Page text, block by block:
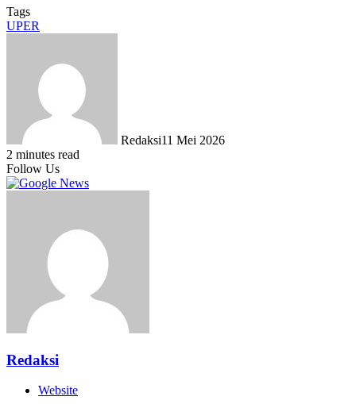
Tags
UPER
Redaksi11 Mei 2026
2 minutes read
Follow Us
Redaksi
Website